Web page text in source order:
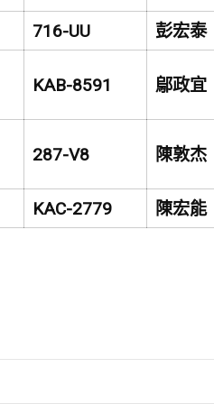
716-UU 彭宏泰
KAB-8591 鄔政宜
287-V8 陳敦杰
KAC-2779 陳宏能